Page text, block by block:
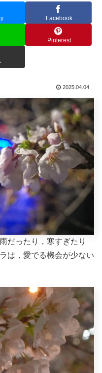
Facebook
Pinterest
2025.04.04
だったり，寒すぎたり
は，愛でる機会が少ない